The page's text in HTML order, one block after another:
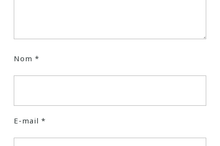
Nom *
E-mail *